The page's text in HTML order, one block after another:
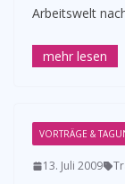
Arbeitswelt
VORTRÄGE &
13. Juli 2009